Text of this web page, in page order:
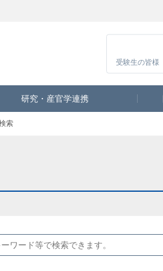
受験生の皆様
研究・産官学連携
索